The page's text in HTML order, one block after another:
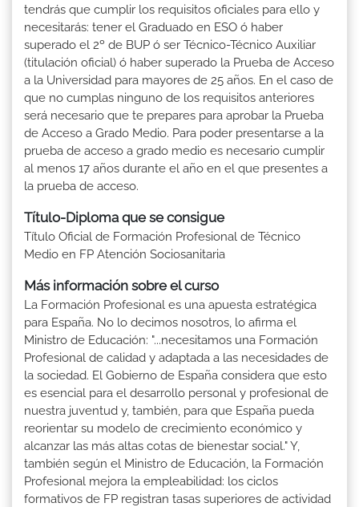
tendrás que cumplir los requisitos oficiales para ello y
necesitarás: tener el Graduado en ESO ó haber
superado el 2º de BUP ó ser Técnico-Técnico Auxiliar
(titulación oficial) ó haber superado la Prueba de Acceso
a la Universidad para mayores de 25 años. En el caso de
que no cumplas ninguno de los requisitos anteriores
será necesario que te prepares para aprobar la Prueba
de Acceso a Grado Medio. Para poder presentarse a la
prueba de acceso a grado medio es necesario cumplir
al menos 17 años durante el año en el que presentes a
la prueba de acceso.
Título-Diploma que se consigue
Título Oficial de Formación Profesional de Técnico
Medio en FP Atención Sociosanitaria
Más información sobre el curso
La Formación Profesional es una apuesta estratégica
para España. No lo decimos nosotros, lo afirma el
Ministro de Educación: "...necesitamos una Formación
Profesional de calidad y adaptada a las necesidades de
la sociedad. El Gobierno de España considera que esto
es esencial para el desarrollo personal y profesional de
nuestra juventud y, también, para que España pueda
reorientar su modelo de crecimiento económico y
alcanzar las más altas cotas de bienestar social." Y,
también según el Ministro de Educación, la Formación
Profesional mejora la empleabilidad: los ciclos
formativos de FP registran tasas superiores de actividad